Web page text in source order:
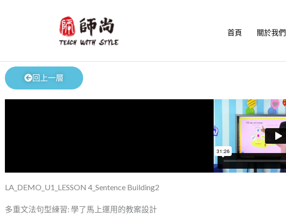
內
容
首頁 關於我們
回上一層
LA_DEMO_U1_LESSON 4_Sentence Building2
多重文法句型練習: 學了馬上運用的教案設計